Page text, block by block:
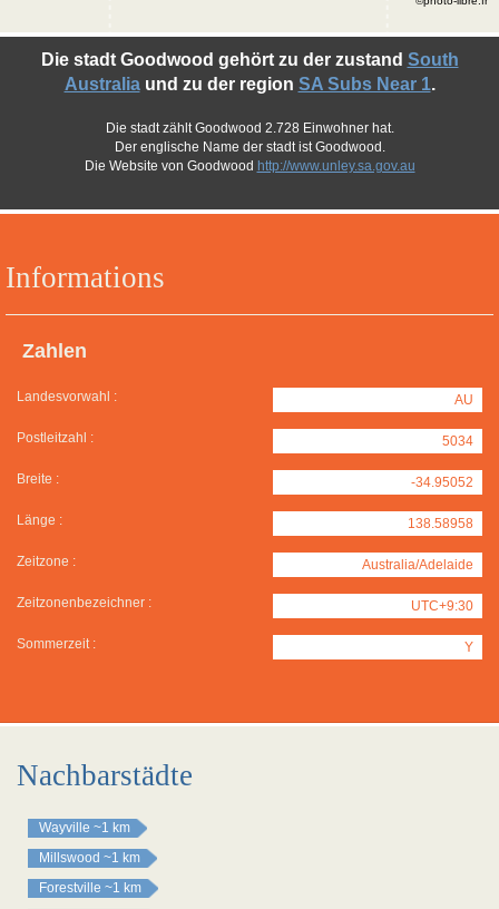
Informations
Zahlen
Landesvorwahl : AU
Postleitzahl : 5034
Breite : -34.95052
Länge : 138.58958
Zeitzone : Australia/Adelaide
Zeitzonenbezeichner : UTC+9:30
Sommerzeit : Y
Die stadt Goodwood gehört zu der zustand South
Australiaund zu der region SA Subs Near 1.
Die stadt zählt Goodwood 2.728 Einwohner hat.
Der englische Name der stadt ist Goodwood.
Die Website von Goodwood http://www.unley.sa.gov.au
Nachbarstädte
Wayville ~1 km
Millswood ~1 km
Forestville ~1 km